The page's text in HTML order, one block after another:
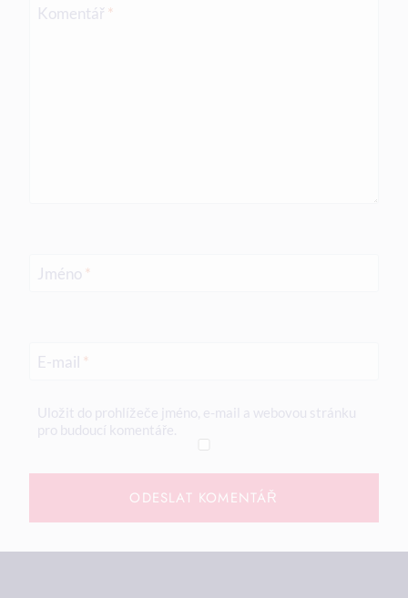
Komentář *
Jméno *
E-mail *
Uložit do prohlížeče jméno, e-mail a webovou stránku
pro budoucí komentáře.